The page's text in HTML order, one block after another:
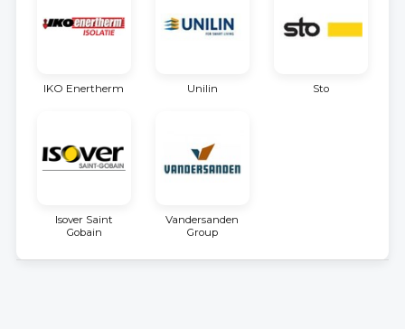
IKO Enertherm Unilin Sto
Isover Saint
Gobain
Vandersanden
Group